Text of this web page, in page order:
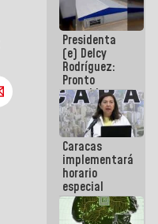
porque lo
que haces
es
embarrarla
Presidenta
(e) Delcy
Rodríguez:
Pronto
restableceremos
las
operaciones
en el
Aeropuerto
Internacional
de
Maiquetía
Caracas
implementará
horario
especial
para
adaptarse